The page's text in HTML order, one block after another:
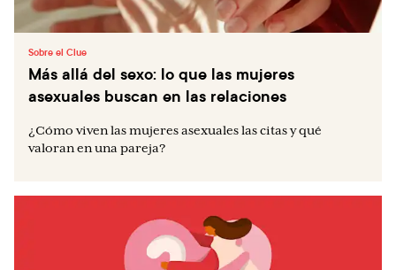
Sobre el Clue
Más allá del sexo: lo que las mujeres
asexuales buscan en las relaciones
¿Cómo viven las mujeres asexuales las citas y qué
valoran en una pareja?